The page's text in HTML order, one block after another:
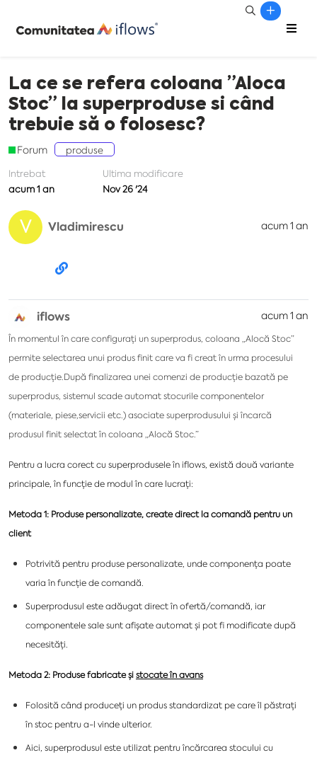
La ce se refera coloana ”Aloca
Stoc” la superproduse si când
trebuie să o folosesc?
Forum
produse
Intrebat
acum 1 an
Ultima modificare
Nov 26 '24
V Vladimirescu acum 1 an
iflows acum 1 an
În momentul în care configurați un superprodus, coloana „Alocă Stoc”
permite selectarea unui produs finit care va fi creat în urma procesului
de producție.După finalizarea unei comenzi de producție bazată pe
superprodus, sistemul scade automat stocurile componentelor
(materiale, piese,servicii etc.) asociate superprodusului și încarcă
produsul finit selectat în coloana „Alocă Stoc.”
Pentru a lucra corect cu superprodusele în iflows, există două variante
principale, în funcție de modul în care lucrați:
Metoda 1: Produse personalizate, create direct la comandă pentru un
client
Potrivită pentru produse personalizate, unde componența poate
varia în funcție de comandă.
Superprodusul este adăugat direct în ofertă/comandă, iar
componentele sale sunt afișate automat și pot fi modificate după
necesități.
Metoda 2: Produse fabricate și stocate în avans
Folosită când produceți un produs standardizat pe care îl păstrați
în stoc pentru a-l vinde ulterior.
Aici, superprodusul este utilizat pentru încărcarea stocului cu